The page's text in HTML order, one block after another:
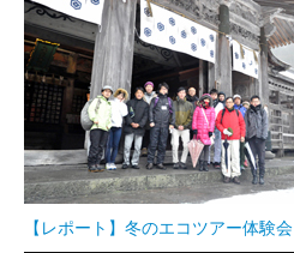
【レポート】冬のエコツアー体験会